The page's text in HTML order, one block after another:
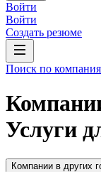
Войти
Войти
Создать резюме
Поиск по
Услуги
Компании в других